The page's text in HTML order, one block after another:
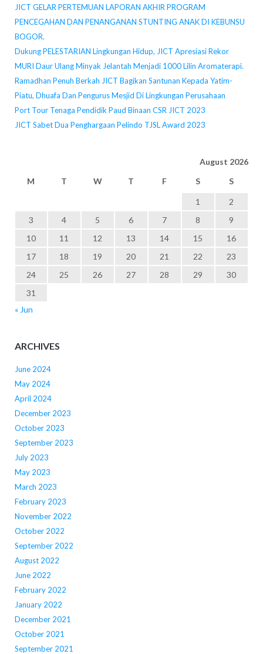
JICT GELAR PERTEMUAN LAPORAN AKHIR PROGRAM
PENCEGAHAN DAN PENANGANAN STUNTING ANAK DI KEBUNSU
BOGOR.
Dukung PELESTARIAN Lingkungan Hidup, JICT Apresiasi Rekor
MURI Daur Ulang Minyak Jelantah Menjadi 1000 Lilin Aromaterapi.
Ramadhan Penuh Berkah JICT Bagikan Santunan Kepada Yatim-
Piatu, Dhuafa Dan Pengurus Mesjid Di Lingkungan Perusahaan
Port Tour Tenaga Pendidik Paud Binaan CSR JICT 2023
JICT Sabet Dua Penghargaan Pelindo TJSL Award 2023
August 2026
M
T W T F S S
1
2
3
4 5 6 7 8
9
10
11 12 13 14 15
16
17
18 19 20 21 22
23
24
25 26 27 28 29
30
31
« Jun
ARCHIVES
June 2024
May 2024
April 2024
December 2023
October 2023
September 2023
July 2023
May 2023
March 2023
February 2023
November 2022
October 2022
September 2022
August 2022
June 2022
February 2022
January 2022
December 2021
October 2021
September 2021